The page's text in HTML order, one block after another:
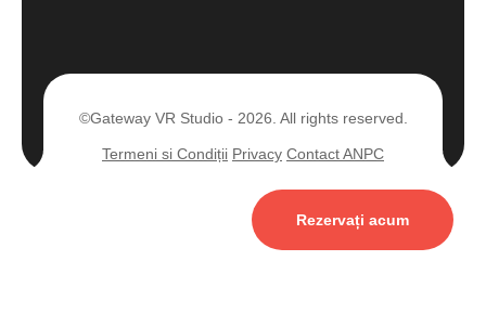
©Gateway VR Studio - 2026. All rights reserved.
Termeni si Condiții Privacy Contact ANPC
Rezervați acum